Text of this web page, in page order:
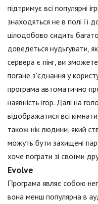
підтримує всі популярні
знаходяться не в полі її
цілодобово сидить
доведеться нудьгувати,
сервера є пінг, ви
погане з'єднання у
програма автоматично
наявність ігор. Далі на
відображатися всі
також нік людини, який
можуть бути захищені
хоче пограти зі своїми
Evolve
Програма являє собою
вона менш популярна в